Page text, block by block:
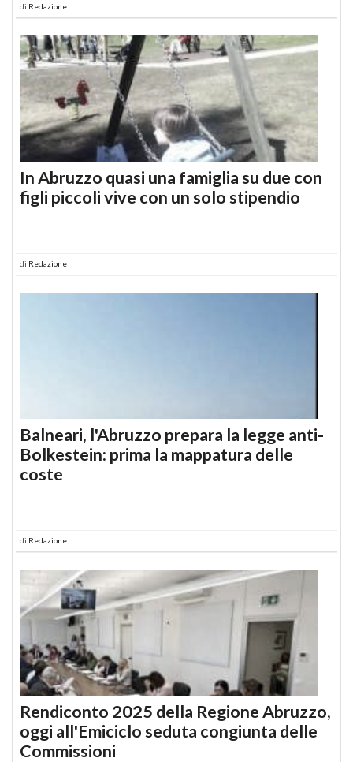
di Redazione
In Abruzzo quasi una famiglia su due con
figli piccoli vive con un solo stipendio
di Redazione
Balneari, l'Abruzzo prepara la legge anti-
Bolkestein: prima la mappatura delle
coste
di Redazione
Rendiconto 2025 della Regione Abruzzo,
oggi all'Emiciclo seduta congiunta delle
Commissioni